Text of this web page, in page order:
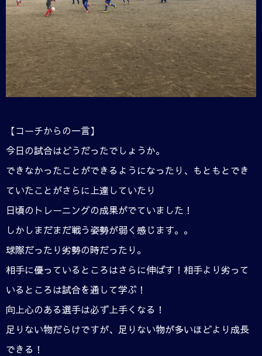
【コーチからの一言】
今日の試合はどうだったでしょうか。
できなかったことができるようになったり、もともとでき
ていたことがさらに上達していたり
日頃のトレーニングの成果がでていました！
しかしまだまだ戦う姿勢が弱く感じます。。
球際だったり劣勢の時だったり。
相手に優っているところはさらに伸ばす！相手より劣って
いるところは試合を通して学ぶ！
向上心のある選手は必ず上手くなる！
足りない物だらけですが、足りない物が多いほどより成長
できる！